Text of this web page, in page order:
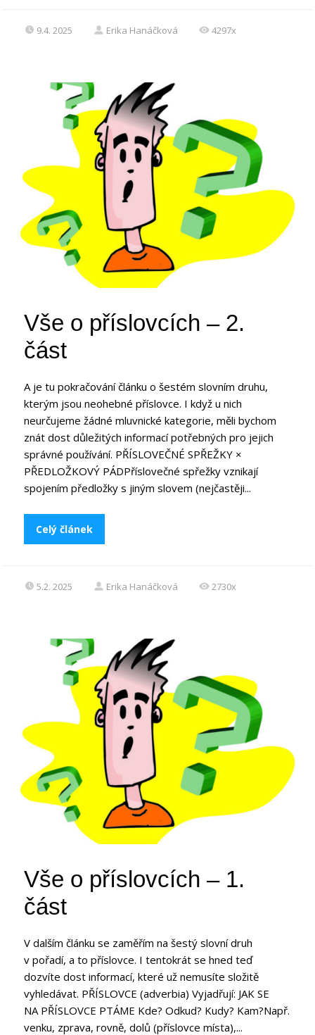
9.4. 2025 Erika Hanáčková 4297x
Vše o příslovcích – 2.
část
A je tu pokračování článku o šestém slovním druhu,
kterým jsou neohebné příslovce. I když u nich
neurčujeme žádné mluvnické kategorie, měli bychom
znát dost důležitých informací potřebných pro jejich
správné používání. PŘÍSLOVEČNÉ SPŘEŽKY ×
PŘEDLOŽKOVÝ PÁDPříslovečné spřežky vznikají
spojením předložky s jiným slovem (nejčastěji...
Celý článek
5.2. 2025 Erika Hanáčková 2730x
Vše o příslovcích – 1.
část
V dalším článku se zaměřím na šestý slovní druh
v pořadí, a to příslovce. I tentokrát se hned teď
dozvíte dost informací, které už nemusíte složitě
vyhledávat. PŘÍSLOVCE (adverbia) Vyjadřují: JAK SE
NA PŘÍSLOVCE PTÁME Kde? Odkud? Kudy? Kam?Např.
venku, zprava, rovně, dolů (příslovce místa),...